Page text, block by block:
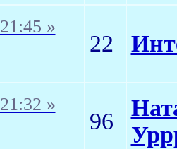
21:45 »
22
21:32 »
96